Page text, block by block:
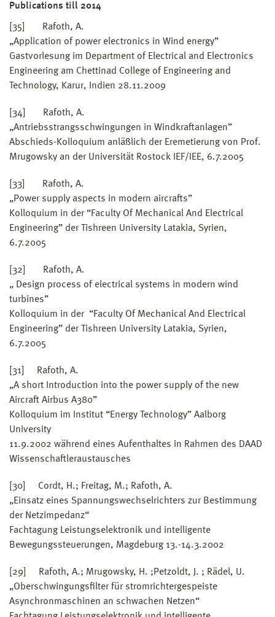
Publications till 2014
[35] Rafoth, A.
„Application of power electronics in Wind energy”
Gastvorlesung im Department of Electrical and Electronics
Engineering am Chettinad College of Engineering and
Technology, Karur, Indien 28.11.2009
[34] Rafoth, A.
„Antriebsstrangsschwingungen in Windkraftanlagen”
Abschieds-Kolloquium anläßlich der Eremetierung von Prof.
Mrugowsky an der Universität Rostock IEF/IEE, 6.7.2005
[33] Rafoth, A.
„Power supply aspects in modern aircrafts”
Kolloquium in der “Faculty Of Mechanical And Electrical
Engineering” der Tishreen University Latakia, Syrien,
6.7.2005
[32] Rafoth, A.
„ Design process of electrical systems in modern wind
turbines”
Kolloquium in der “Faculty Of Mechanical And Electrical
Engineering” der Tishreen University Latakia, Syrien,
6.7.2005
[31] Rafoth, A.
„A short Introduction into the power supply of the new
Aircraft Airbus A380”
Kolloquium im Institut “Energy Technology” Aalborg
University
11.9.2002 während eines Aufenthaltes in Rahmen des DAAD
Wissenschaftleraustausches
[30] Cordt, H.; Freitag, M.; Rafoth, A.
„Einsatz eines Spannungswechselrichters zur Bestimmung
der Netzimpedanz“
Fachtagung Leistungselektronik und intelligente
Bewegungssteuerungen, Magdeburg 13.-14.3.2002
[29] Rafoth, A.; Mrugowsky, H. ;Petzoldt, J. ; Rädel, U.
„Oberschwingungsfilter für stromrichtergespeiste
Asynchronmaschinen an schwachen Netzen“